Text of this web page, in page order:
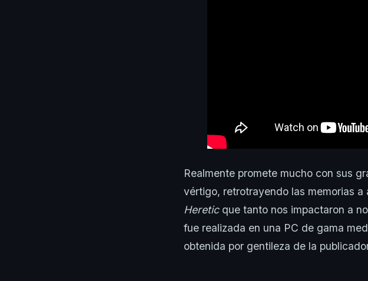
Realmente promete mucho con sus
vértigo, retrotrayendo las memorias
Hereticque tanto nos impactaron a
fue realizada en una PC de gama
obtenida por gentileza de la